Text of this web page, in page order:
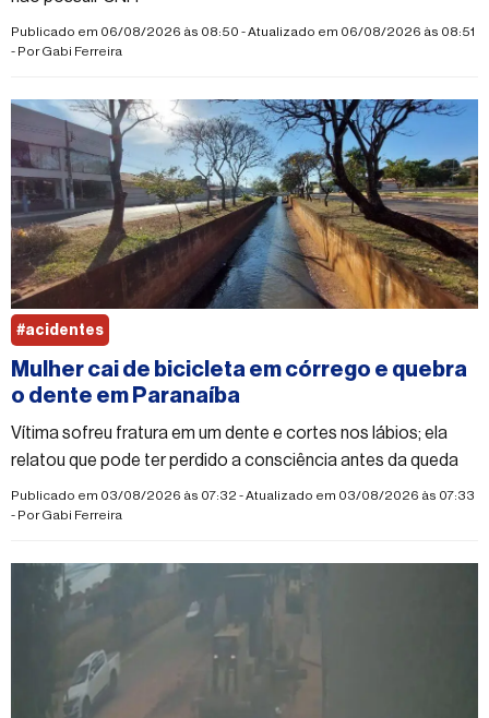
Publicado em 06/08/2026 às 08:50 - Atualizado em 06/08/2026 às 08:51
- PorGabi Ferreira
Mulher cai de bicicleta em córrego e quebra
o dente em Paranaíba
Vítima sofreu fratura em um dente e cortes nos lábios; ela
relatou que pode ter perdido a consciência antes da queda
Publicado em 03/08/2026 às 07:32 - Atualizado em 03/08/2026 às 07:33
- PorGabi Ferreira
#acidentes